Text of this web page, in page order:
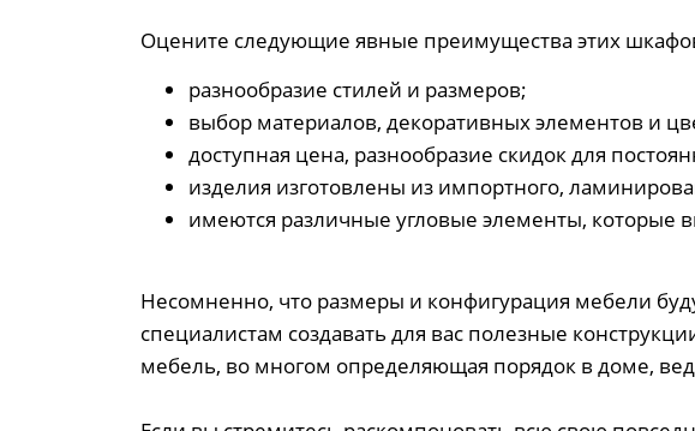
Оцените следующие явные преимущества этих
разнообразие стилей и размеров;
выбор материалов, декоративных элементов и
доступная цена, разнообразие скидок для
изделия изготовлены из импортного,
имеются различные угловые элементы, которые
Несомненно, что размеры и конфигурация мебели
специалистам создавать для вас полезные
мебель, во многом определяющая порядок в доме,